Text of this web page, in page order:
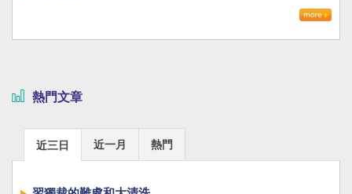
熱門文章
近三日 近一月 熱門